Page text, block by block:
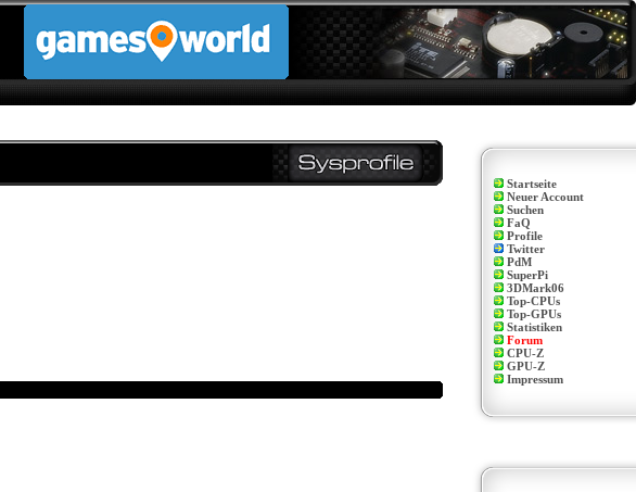
Startseite
Neuer Account
Suchen
FaQ
Profile
Twitter
PdM
SuperPi
3DMark06
Top-CPUs
Top-GPUs
Statistiken
Forum
CPU-Z
GPU-Z
Impressum